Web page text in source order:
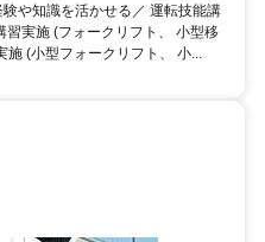
験や知識を活かせる／ 運転技能講
実施 (フォークリフト、 小型移
施 (小型フォークリフト、 小...